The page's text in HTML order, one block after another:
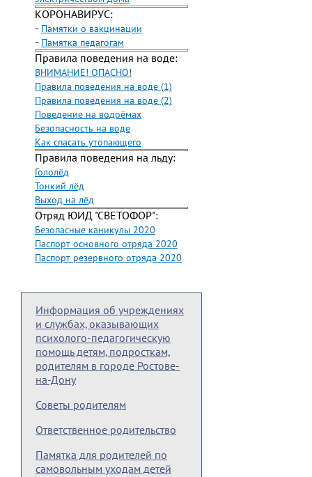
КОРОНАВИРУС:
- Памятки о вакцинации
- Памятка педагогам
Правила поведения на воде:
ВНИМАНИЕ! ОПАСНО!
Правила поведения на воде (1)
Правила поведения на воде (2)
Поведение на водоёмах
Безопасность на воде
Как спасать утопающего
Правила поведения на льду:
Гололёд
Тонкий лёд
Выход на лёд
Отряд ЮИД "СВЕТОФОР":
Безопасные каникулы 2020
Паспорт основного отряда 2020
Паспорт резервного отряда 2020
Информация об учреждениях
и службах, оказывающих
психолого-педагогическую
помощь детям, подросткам,
родителям в городе Ростове-
на-Дону
Советы родителям
Ответственное родительство
Памятка для родителей по
самовольным уходам детей